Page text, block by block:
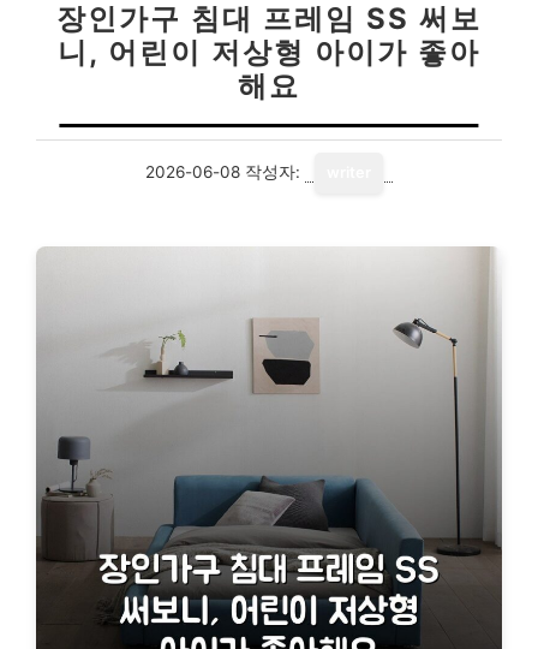
장인가구 침대 프레임 SS 써보
니, 어린이 저상형 아이가 좋아
해요
2026-06-08 작성자: